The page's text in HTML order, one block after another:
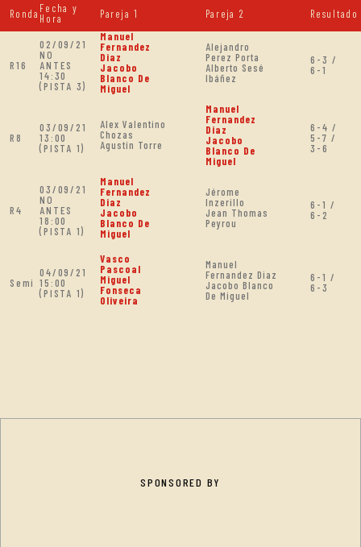
Ronda Fecha y
Hora
Pareja 1 Pareja 2 Resultado
R16
02/09/21
NO
ANTES
14:30
(PISTA 3)
Manuel
Fernandez
Diaz
Jacobo
Blanco De
Miguel
Alejandro
Perez Porta
Alberto Sesé
Ibáñez
6-3 /
6-1
R8
03/09/21
13:00
(PISTA 1)
Alex Valentino
Chozas
Agustín Torre
Manuel
Fernandez
Diaz
Jacobo
Blanco De
Miguel
6-4 /
5-7 /
3-6
R4
03/09/21
NO
ANTES
18:00
(PISTA 1)
Manuel
Fernandez
Diaz
Jacobo
Blanco De
Miguel
Jérome
Inzerillo
Jean Thomas
Peyrou
6-1 /
6-2
Semi
04/09/21
15:00
(PISTA 1)
Vasco
Pascoal
Miguel
Fonseca
Oliveira
Manuel
Fernandez Diaz
Jacobo Blanco
De Miguel
6-1 /
6-3
SPONSORED BY